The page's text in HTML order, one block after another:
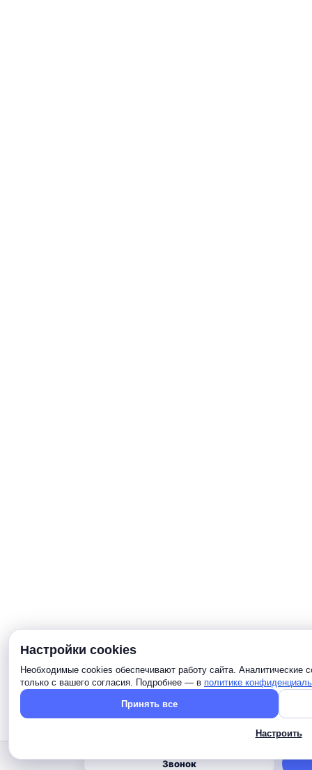
Настройки cookies
Необходимые cookies обеспечивают работу сайта.
только с вашего согласия. Подробнее — в политике
Принять все
Настроить
Звонок